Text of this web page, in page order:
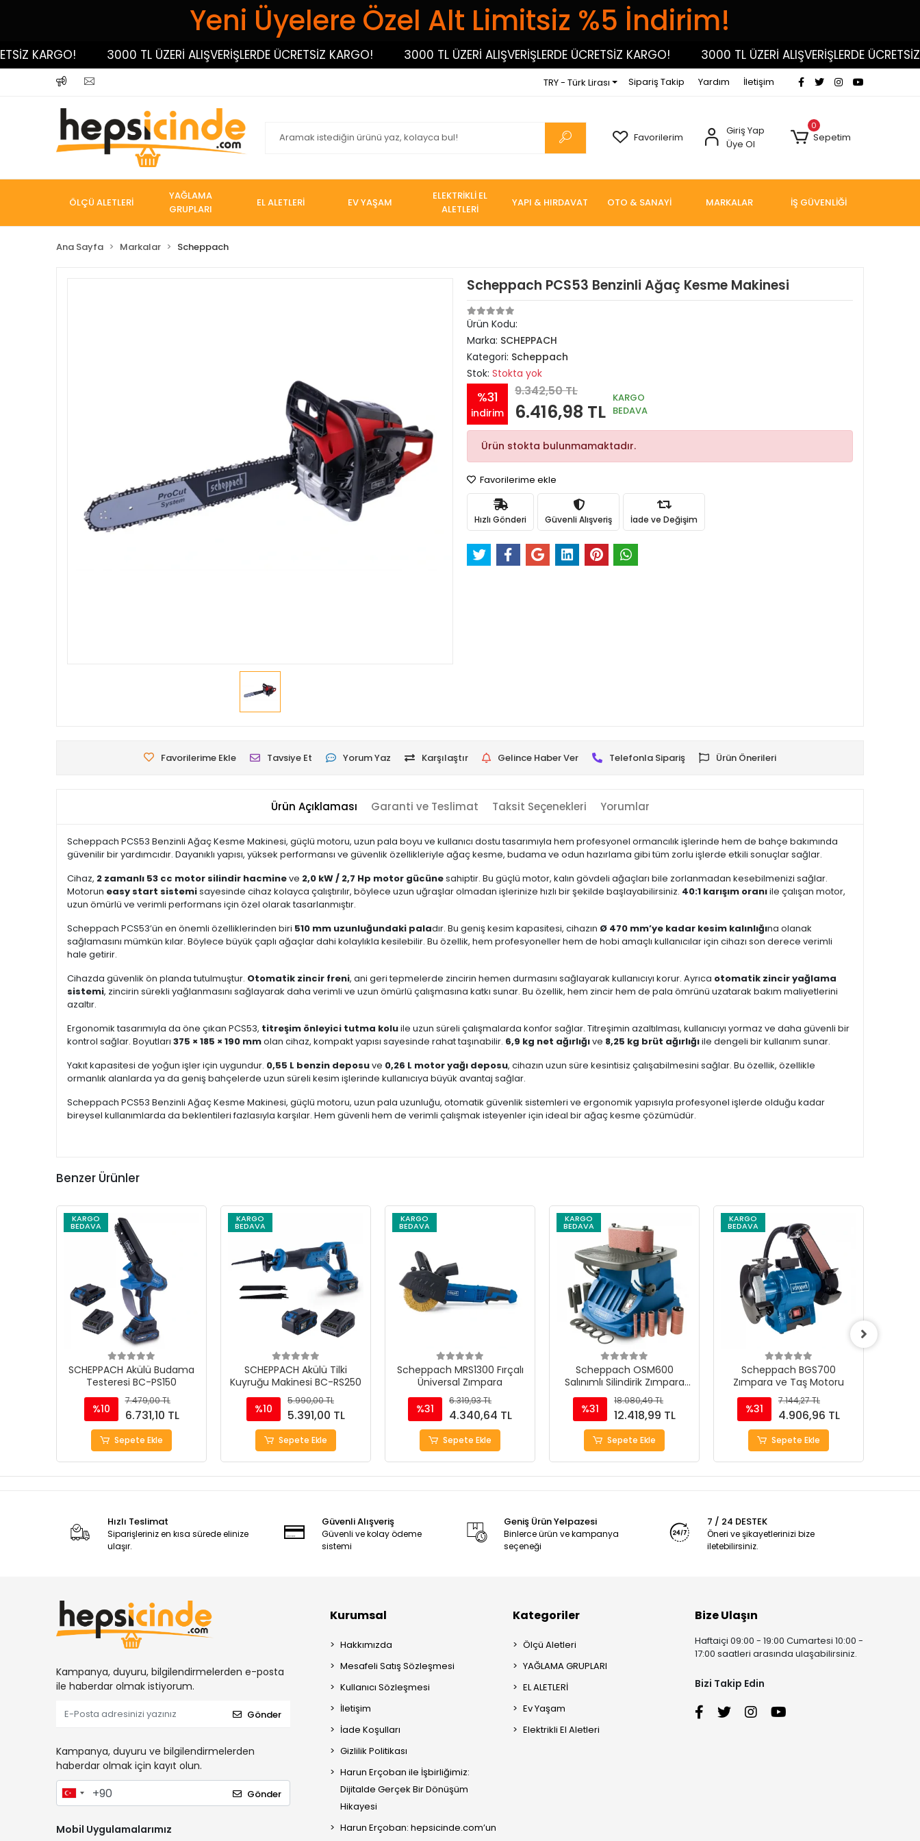
Yeni Üyelere Özel Alt Limitsiz %5 İndirim!
KARGO! 3000 TL ÜZERİ ALIŞVERİŞLERDE ÜCRETSİZ KARGO! 3000 TL ÜZERİ ALIŞVERİŞLERDE ÜCRETSİZ KARGO! 3000 TL ÜZERİ ALIŞVERİŞLERDE ÜCRETSİZ
TRY - Türk Lirası Sipariş Takip Yardım İletişim
Favorilerim
Giriş Yap
Üye Ol
0
Sepetim
ÖLÇÜ ALETLERİ
YAĞLAMA
GRUPLARI
EL ALETLERİ EV YAŞAM
ELEKTRİKLİ EL
ALETLERİ
YAPI & HIRDAVAT OTO & SANAYİ MARKALAR İŞ GÜVENLİĞİ
Ana Sayfa Markalar Scheppach
Scheppach PCS53 Benzinli Ağaç Kesme Makinesi
Ürün Kodu:
Marka: SCHEPPACH
Kategori: Scheppach
Stok: Stokta yok
%31
indirim
9.342,50 TL
6.416,98 TL
KARGO
BEDAVA
Ürün stokta bulunmamaktadır.
Favorilerime ekle
Hızlı Gönderi Güvenli Alışveriş İade ve Değişim
Favorilerime Ekle Tavsiye Et Yorum Yaz Karşılaştır Gelince Haber Ver Telefonla Sipariş Ürün Önerileri
Ürün Açıklaması Garanti ve Teslimat Taksit Seçenekleri Yorumlar
Scheppach PCS53 Benzinli Ağaç Kesme Makinesi, güçlü motoru, uzun pala boyu ve kullanıcı dostu tasarımıyla hem profesyonel ormancılık işlerinde hem de bahçe bakımında
güvenilir bir yardımcıdır. Dayanıklı yapısı, yüksek performansı ve güvenlik özellikleriyle ağaç kesme, budama ve odun hazırlama gibi tüm zorlu işlerde etkili sonuçlar sağlar.
Cihaz, 2 zamanlı 53 cc motor silindir hacmineve 2,0 kW / 2,7 Hp motor gücünesahiptir. Bu güçlü motor, kalın gövdeli ağaçları bile zorlanmadan kesebilmenizi sağlar.
Motorun easy start sistemisayesinde cihaz kolayca çalıştırılır, böylece uzun uğraşlar olmadan işlerinize hızlı bir şekilde başlayabilirsiniz. 40:1 karışım oranıile çalışan motor,
uzun ömürlü ve verimli performans için özel olarak tasarlanmıştır.
Scheppach PCS53’ün en önemli özelliklerinden biri 510 mm uzunluğundaki paladır. Bu geniş kesim kapasitesi, cihazın Ø 470 mm’ye kadar kesim kalınlığına olanak
sağlamasını mümkün kılar. Böylece büyük çaplı ağaçlar dahi kolaylıkla kesilebilir. Bu özellik, hem profesyoneller hem de hobi amaçlı kullanıcılar için cihazı son derece verimli
hale getirir.
Cihazda güvenlik ön planda tutulmuştur. Otomatik zincir freni, ani geri tepmelerde zincirin hemen durmasını sağlayarak kullanıcıyı korur. Ayrıca otomatik zincir yağlama
sistemi, zincirin sürekli yağlanmasını sağlayarak daha verimli ve uzun ömürlü çalışmasına katkı sunar. Bu özellik, hem zincir hem de pala ömrünü uzatarak bakım maliyetlerini
azaltır.
Ergonomik tasarımıyla da öne çıkan PCS53, titreşim önleyici tutma koluile uzun süreli çalışmalarda konfor sağlar. Titreşimin azaltılması, kullanıcıyı yormaz ve daha güvenli bir
kontrol sağlar. Boyutları 375 × 185 × 190 mmolan cihaz, kompakt yapısı sayesinde rahat taşınabilir. 6,9 kg net ağırlığıve 8,25 kg brüt ağırlığıile dengeli bir kullanım sunar.
Yakıt kapasitesi de yoğun işler için uygundur. 0,55 L benzin deposuve 0,26 L motor yağı deposu, cihazın uzun süre kesintisiz çalışabilmesini sağlar. Bu özellik, özellikle
ormanlık alanlarda ya da geniş bahçelerde uzun süreli kesim işlerinde kullanıcıya büyük avantaj sağlar.
Scheppach PCS53 Benzinli Ağaç Kesme Makinesi, güçlü motoru, uzun pala uzunluğu, otomatik güvenlik sistemleri ve ergonomik yapısıyla profesyonel işlerde olduğu kadar
bireysel kullanımlarda da beklentileri fazlasıyla karşılar. Hem güvenli hem de verimli çalışmak isteyenler için ideal bir ağaç kesme çözümüdür.
Benzer Ürünler
KARGO
BEDAVA
SCHEPPACH Akülü Budama
Testeresi BC-PS150
%10
7.479,00 TL
6.731,10 TL
Sepete Ekle
KARGO
BEDAVA
SCHEPPACH Akülü Tilki
Kuyruğu Makinesi BC-RS250
%10
5.990,00 TL
5.391,00 TL
Sepete Ekle
KARGO
BEDAVA
Scheppach MRS1300 Fırçalı
Üniversal Zımpara
%31
6.319,93 TL
4.340,64 TL
Sepete Ekle
KARGO
BEDAVA
Scheppach OSM600
Salınımlı Silindirik Zımpara
Makinası
%31
18.080,49 TL
12.418,99 TL
Sepete Ekle
KARGO
BEDAVA
Scheppach BGS700
Zımpara ve Taş Motoru
%31
7.144,27 TL
4.906,96 TL
Sepete Ekle
Hızlı Teslimat
Siparişleriniz en kısa sürede elinize
ulaşır.
Güvenli Alışveriş
Güvenli ve kolay ödeme
sistemi
Geniş Ürün Yelpazesi
Binlerce ürün ve kampanya
seçeneği
7 / 24 DESTEK
Öneri ve şikayetlerinizi bize
iletebilirsiniz.
Kampanya, duyuru, bilgilendirmelerden e-posta
ile haberdar olmak istiyorum.
Gönder
Kampanya, duyuru ve bilgilendirmelerden
haberdar olmak için kayıt olun.
Gönder
Mobil Uygulamalarımız
Kurumsal
Hakkımızda
Mesafeli Satış Sözleşmesi
Kullanıcı Sözleşmesi
İletişim
İade Koşulları
Gizlilik Politikası
Harun Erçoban ile İşbirliğimiz:
Dijitalde Gerçek Bir Dönüşüm
Hikayesi
Harun Erçoban: hepsicinde.com’un
Kategoriler
Ölçü Aletleri
YAĞLAMA GRUPLARI
EL ALETLERİ
Ev Yaşam
Elektrikli El Aletleri
Bize Ulaşın
Haftaiçi 09:00 - 19:00 Cumartesi 10:00 -
17:00 saatleri arasında ulaşabilirsiniz.
Bizi Takip Edin